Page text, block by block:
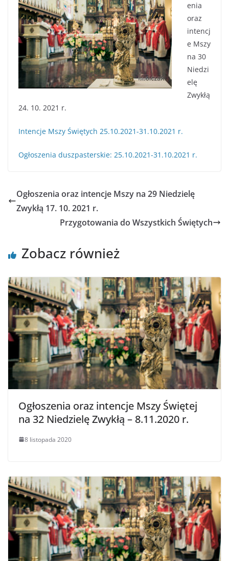
enia
oraz
intencj
e Mszy
na 30
Niedzi
elę
Zwykłą
24. 10. 2021 r.
Intencje Mszy Świętych 25.10.2021-31.10.2021 r.
Ogłoszenia duszpasterskie: 25.10.2021-31.10.2021 r.
Ogłoszenia oraz intencje Mszy na 29 Niedzielę
Zwykłą 17. 10. 2021 r.
Przygotowania do Wszystkich Świętych
Zobacz również
Ogłoszenia oraz intencje Mszy Świętej
na 32 Niedzielę Zwykłą – 8.11.2020 r.
8 listopada 2020